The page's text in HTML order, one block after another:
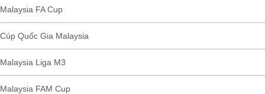
Malaysia FA Cup
Cúp Quốc Gia Malaysia
Malaysia Liga M3
Malaysia FAM Cup